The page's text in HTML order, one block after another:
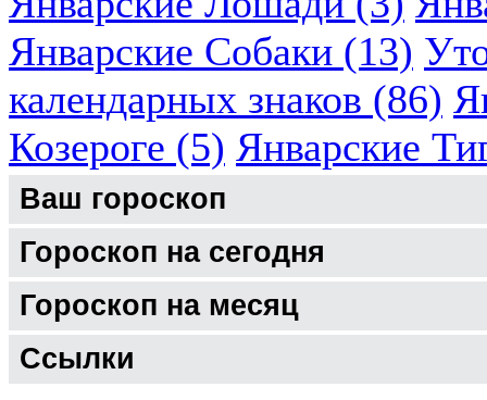
Январские Собаки (13)
календарных знаков (86)
Козероге (5) Январские
Ваш гороскоп
Гороскоп на сегодня
Гороскоп на месяц
Ссылки